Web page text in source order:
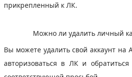
прикрепленный к ЛК.
Можно ли удалить личный
Вы можете удалить свой аккаунт на
авторизоваться в ЛК и